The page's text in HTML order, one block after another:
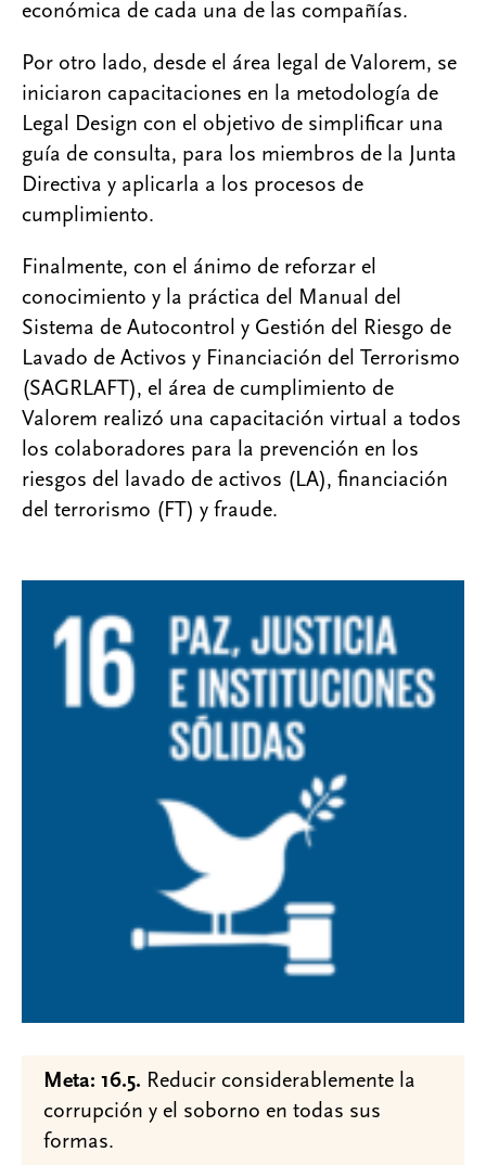
económica de cada una de las compañías.
Por otro lado, desde el área legal de Valorem, se
iniciaron capacitaciones en la metodología de
Legal Design con el objetivo de simplificar una
guía de consulta, para los miembros de la Junta
Directiva y aplicarla a los procesos de
cumplimiento.
Finalmente, con el ánimo de reforzar el
conocimiento y la práctica del Manual del
Sistema de Autocontrol y Gestión del Riesgo de
Lavado de Activos y Financiación del Terrorismo
(SAGRLAFT), el área de cumplimiento de
Valorem realizó una capacitación virtual a todos
los colaboradores para la prevención en los
riesgos del lavado de activos (LA), financiación
del terrorismo (FT) y fraude.
Meta: 16.5. Reducir considerablemente la
corrupción y el soborno en todas sus
formas.